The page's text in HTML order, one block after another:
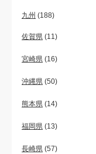
九州 (188)
佐賀県 (11)
宮崎県 (16)
沖縄県 (50)
熊本県 (14)
福岡県 (13)
長崎県 (57)